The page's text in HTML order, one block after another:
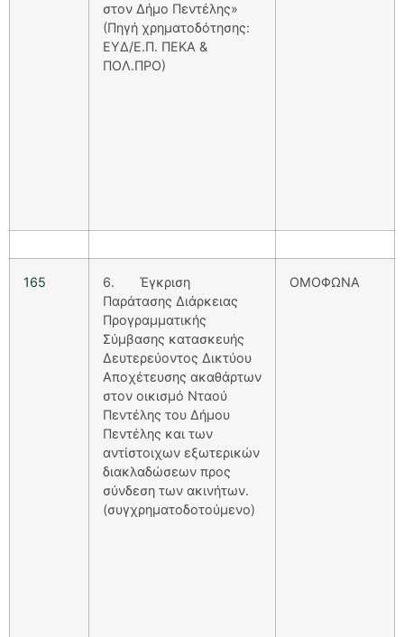
στον Δήμο Πεντέλης»
(Πηγή χρηματοδότησης:
ΕΥΔ/Ε.Π. ΠΕΚΑ &
ΠΟΛ.ΠΡΟ)
165
6. Έγκριση
Παράτασης Διάρκειας
Προγραμματικής
Σύμβασης κατασκευής
Δευτερεύοντος Δικτύου
Αποχέτευσης ακαθάρτων
στον οικισμό Νταού
Πεντέλης του Δήμου
Πεντέλης και των
αντίστοιχων εξωτερικών
διακλαδώσεων προς
σύνδεση των ακινήτων.
(συγχρηματοδοτούμενο)
ΟΜΟΦΩΝΑ